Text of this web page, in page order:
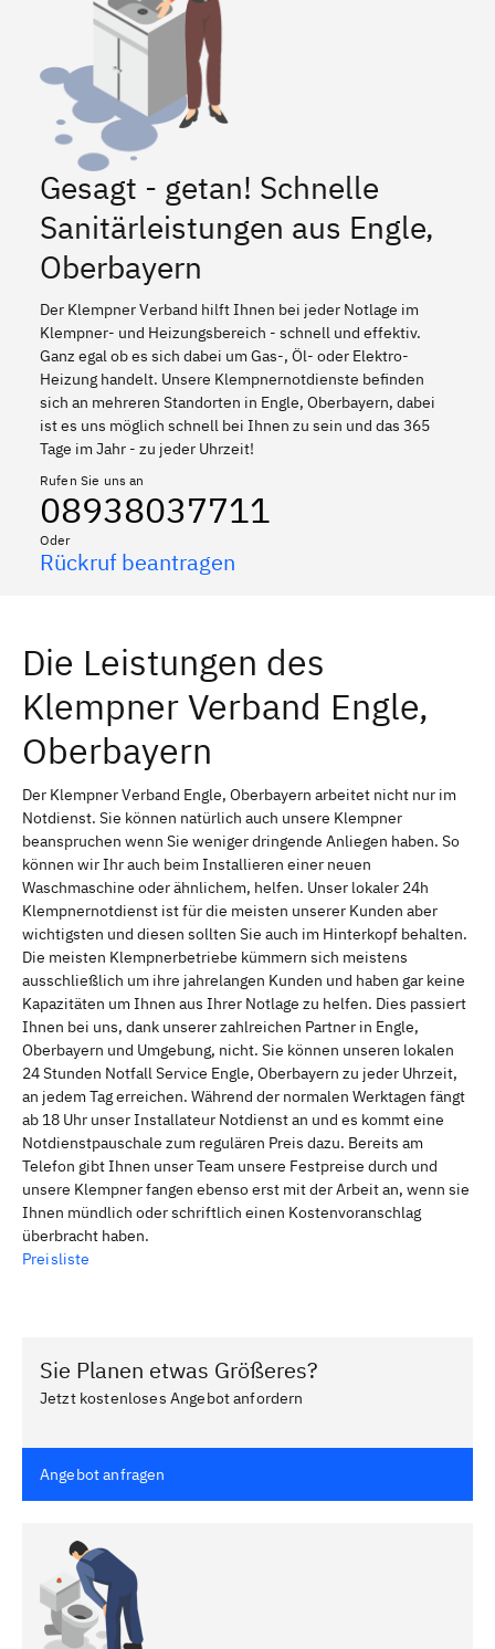
Gesagt - getan! Schnelle
Sanitärleistungen aus Engle,
Oberbayern
Der Klempner Verband hilft Ihnen bei jeder Notlage im
Klempner- und Heizungsbereich - schnell und effektiv.
Ganz egal ob es sich dabei um Gas-, Öl- oder Elektro-
Heizung handelt. Unsere Klempnernotdienste befinden
sich an mehreren Standorten in Engle, Oberbayern, dabei
ist es uns möglich schnell bei Ihnen zu sein und das 365
Tage im Jahr - zu jeder Uhrzeit!
Rufen Sie uns an
08938037711
Oder
Rückruf beantragen
Die Leistungen des
Klempner Verband Engle,
Oberbayern
Der Klempner Verband Engle, Oberbayern arbeitet nicht nur im
Notdienst. Sie können natürlich auch unsere Klempner
beanspruchen wenn Sie weniger dringende Anliegen haben. So
können wir Ihr auch beim Installieren einer neuen
Waschmaschine oder ähnlichem, helfen. Unser lokaler 24h
Klempnernotdienst ist für die meisten unserer Kunden aber
wichtigsten und diesen sollten Sie auch im Hinterkopf behalten.
Die meisten Klempnerbetriebe kümmern sich meistens
ausschließlich um ihre jahrelangen Kunden und haben gar keine
Kapazitäten um Ihnen aus Ihrer Notlage zu helfen. Dies passiert
Ihnen bei uns, dank unserer zahlreichen Partner in Engle,
Oberbayern und Umgebung, nicht. Sie können unseren lokalen
24 Stunden Notfall Service Engle, Oberbayern zu jeder Uhrzeit,
an jedem Tag erreichen. Während der normalen Werktagen fängt
ab 18 Uhr unser Installateur Notdienst an und es kommt eine
Notdienstpauschale zum regulären Preis dazu. Bereits am
Telefon gibt Ihnen unser Team unsere Festpreise durch und
unsere Klempner fangen ebenso erst mit der Arbeit an, wenn sie
Ihnen mündlich oder schriftlich einen Kostenvoranschlag
überbracht haben.
Preisliste
Sie Planen etwas Größeres?
Jetzt kostenloses Angebot anfordern
Angebot anfragen